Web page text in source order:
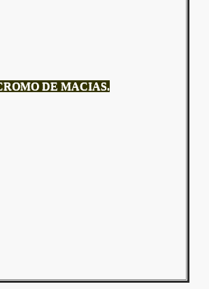
DE MACIAS.